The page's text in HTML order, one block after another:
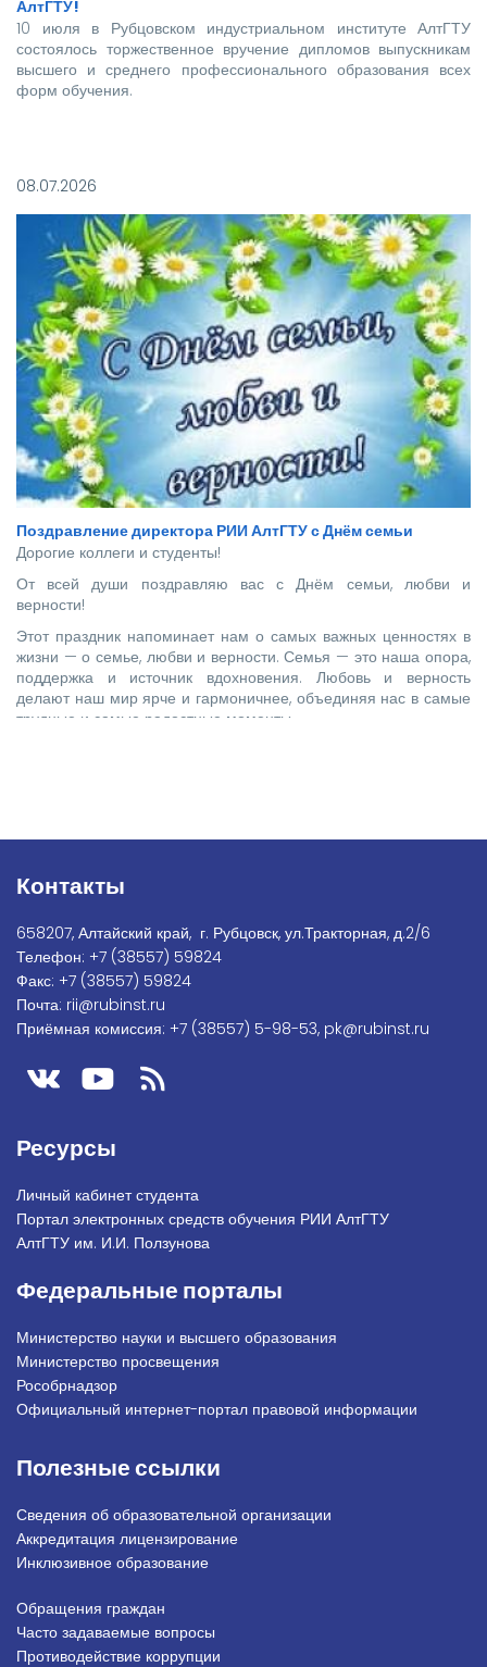
АлтГТУ!
10 июля в Рубцовском индустриальном институте АлтГТУ
состоялось торжественное вручение дипломов выпускникам
высшего и среднего профессионального образования всех
форм обучения.
высококвалифицированных специалистов, которым предстоит
стать надежной опорой и строить будущее нашей великой
страны.
08.07.2026
Поздравление директора РИИ АлтГТУ с Днём семьи
Дорогие коллеги и студенты!
От всей души поздравляю вас с Днём семьи, любви и
верности!
Этот праздник напоминает нам о самых важных ценностях в
жизни — о семье, любви и верности. Семья — это наша опора,
поддержка и источник вдохновения. Любовь и верность
делают наш мир ярче и гармоничнее, объединяя нас в самые
трудные и самые радостные моменты.
Контакты
658207, Алтайский край, г. Рубцовск, ул.Тракторная, д.2/6
Телефон: +7 (38557) 59824
Факс: +7 (38557) 59824
Почта: rii@rubinst.ru
Приёмная комиссия: +7 (38557) 5-98-53, pk@rubinst.ru
Ресурсы
Личный кабинет студента
Портал электронных средств обучения РИИ АлтГТУ
АлтГТУ им. И.И. Ползунова
Федеральные порталы
Министерство науки и высшего образования
Министерство просвещения
Рособрнадзор
Официальный интернет-портал правовой информации
Полезные ссылки
Сведения об образовательной организации
Аккредитация лицензирование
Инклюзивное образование
Подвал_право
Обращения граждан
Часто задаваемые вопросы
Противодействие коррупции